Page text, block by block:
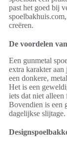
past het goed bij
creëren.
De voordelen
Een gunmetal
extra karakter
een donkere,
Het is een
iets dat niet
Bovendien is een
dagelijkse slijtage.